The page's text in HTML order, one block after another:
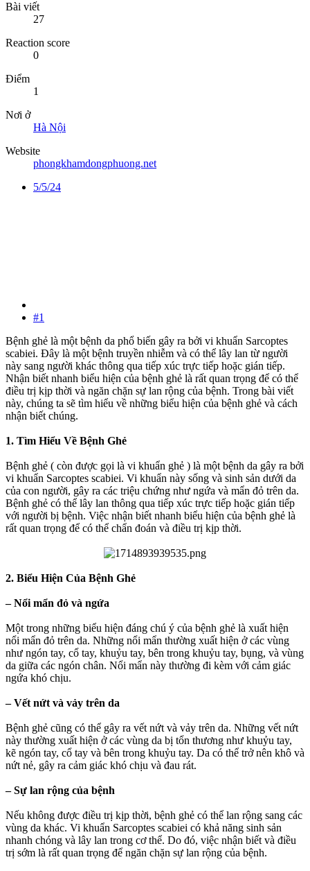
Bài viết
27
Reaction score
0
Điểm
1
Nơi ở
Hà Nội
Website
phongkhamdongphuong.net
5/5/24
#1
Bệnh ghẻ là một bệnh da phổ biến gây ra bởi vi khuẩn Sarcoptes
scabiei. Đây là một bệnh truyền nhiễm và có thể lây lan từ người
này sang người khác thông qua tiếp xúc trực tiếp hoặc gián tiếp.
Nhận biết nhanh biểu hiện của bệnh ghẻ là rất quan trọng để có thể
điều trị kịp thời và ngăn chặn sự lan rộng của bệnh. Trong bài viết
này, chúng ta sẽ tìm hiểu về những biểu hiện của bệnh ghẻ và cách
nhận biết chúng.
1. Tìm Hiểu Về Bệnh Ghẻ
Bệnh ghẻ ( còn được gọi là vi khuẩn ghẻ ) là một bệnh da gây ra bởi
vi khuẩn Sarcoptes scabiei. Vi khuẩn này sống và sinh sản dưới da
của con người, gây ra các triệu chứng như ngứa và mẩn đỏ trên da.
Bệnh ghẻ có thể lây lan thông qua tiếp xúc trực tiếp hoặc gián tiếp
với người bị bệnh. Việc nhận biết nhanh biểu hiện của bệnh ghẻ là
rất quan trọng để có thể chẩn đoán và điều trị kịp thời.
2. Biểu Hiện Của Bệnh Ghẻ
– Nổi mẩn đỏ và ngứa
Một trong những biểu hiện đáng chú ý của bệnh ghẻ là xuất hiện
nổi mẩn đỏ trên da. Những nổi mẩn thường xuất hiện ở các vùng
như ngón tay, cổ tay, khuỷu tay, bên trong khuỷu tay, bụng, và vùng
da giữa các ngón chân. Nổi mẩn này thường đi kèm với cảm giác
ngứa khó chịu.
– Vết nứt và vảy trên da
Bệnh ghẻ cũng có thể gây ra vết nứt và vảy trên da. Những vết nứt
này thường xuất hiện ở các vùng da bị tổn thương như khuỷu tay,
kẽ ngón tay, cổ tay và bên trong khuỷu tay. Da có thể trở nên khô và
nứt nẻ, gây ra cảm giác khó chịu và đau rát.
– Sự lan rộng của bệnh
Nếu không được điều trị kịp thời, bệnh ghẻ có thể lan rộng sang các
vùng da khác. Vi khuẩn Sarcoptes scabiei có khả năng sinh sản
nhanh chóng và lây lan trong cơ thể. Do đó, việc nhận biết và điều
trị sớm là rất quan trọng để ngăn chặn sự lan rộng của bệnh.